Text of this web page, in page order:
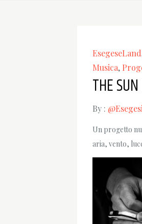
EsegeseLand
Musica,
THE
By :
Un progetto
aria, vento,